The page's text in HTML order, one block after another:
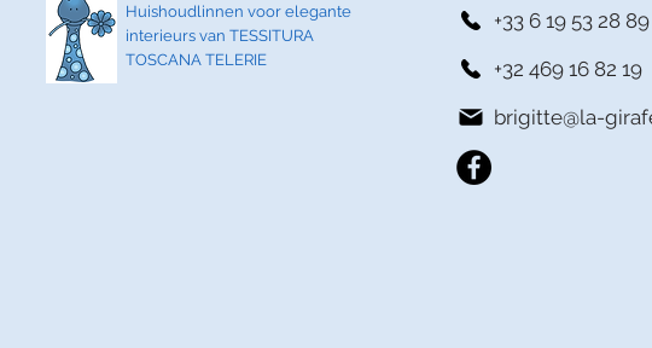
Huishoudlinnen voor elegante
interieurs van TESSITURA
TOSCANA TELERIE
+33 6 19 53 28 89
+32 469 16 82 19
brigitte@la-